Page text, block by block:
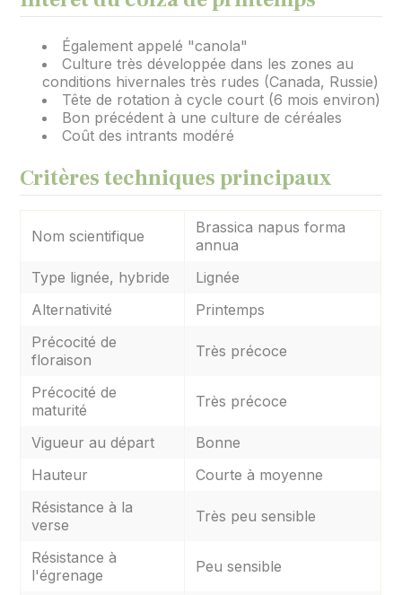
Également appelé "canola"
Culture très développée dans les zones au
conditions hivernales très rudes (Canada, Russie)
Tête de rotation à cycle court (6 mois environ)
Bon précédent à une culture de céréales
Coût des intrants modéré
Critères techniques principaux
Nom scientifique
Brassica napus forma
annua
Type lignée, hybride
Lignée
Alternativité
Printemps
Précocité de
floraison
Très précoce
Précocité de
maturité
Très précoce
Vigueur au départ
Bonne
Hauteur
Courte à moyenne
Résistance à la
verse
Très peu sensible
Résistance à
l'égrenage
Peu sensible